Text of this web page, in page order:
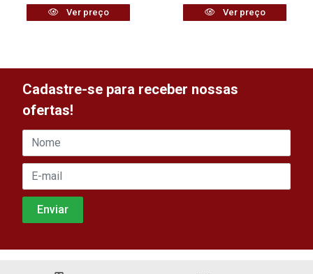
Ver preço Ver preço
Cadastre-se para receber nossas
ofertas!